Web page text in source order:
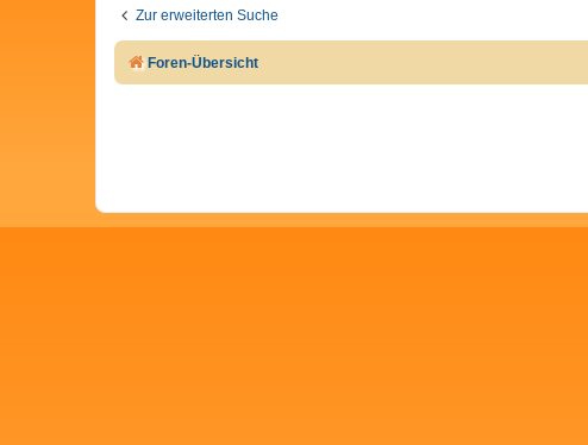
Zur erweiterten Suche
Foren-Übersicht